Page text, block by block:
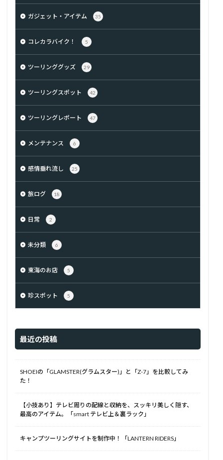
ガジェット・アイテム 35
コレカラバイク！ 5
ツーリンググッズ 29
ツーリングスポット 42
ツーリングレポート 47
メンテナンス 6
感情垂れ流し 25
旅ログ 18
日常 2
未分類 6
東海のお店 5
珍スポット 5
最近の投稿
SHOEIの「GLAMSTER(グラムスター)」と「Z-7」を比較してみ
た！
【小技あり】テレビ周りの配線と収納を、スッキリ美しく隠す、
最高のアイテム。「smart テレビ上＆裏ラック」
キャンプツーリングサイトを制作中！「LANTERN RIDERS」